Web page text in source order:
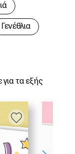
τα εξής
Γενέθλια